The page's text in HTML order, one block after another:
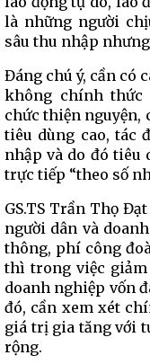
là những người
sâu thu nhập
Đáng chú ý, cần có
không chính thức
chức thiện nguyện,
tiêu dùng cao, tác
nhập và do đó tiêu
trực tiếp “theo số
GS.TS Trần Thọ
người dân và
thông, phí công
thì trong việc
doanh nghiệp vốn
đó, cần xem xét
giá trị gia tăng với
rộng.